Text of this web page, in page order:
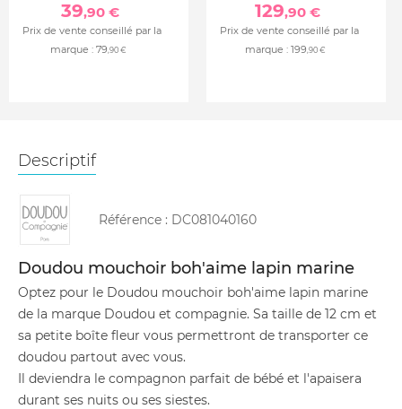
39,90 €
Prix de vente conseillé par la
marque : 79,90 €
129,90 €
Prix de vente conseillé par la
marque : 199,90 €
Descriptif
Référence : DC081040160
Doudou mouchoir boh'aime lapin marine
Optez pour le Doudou mouchoir boh'aime lapin marine
de la marque Doudou et compagnie. Sa taille de 12 cm et
sa petite boîte fleur vous permettront de transporter ce
doudou partout avec vous.
Il deviendra le compagnon parfait de bébé et l'apaisera
durant ses nuits ou ses siestes.